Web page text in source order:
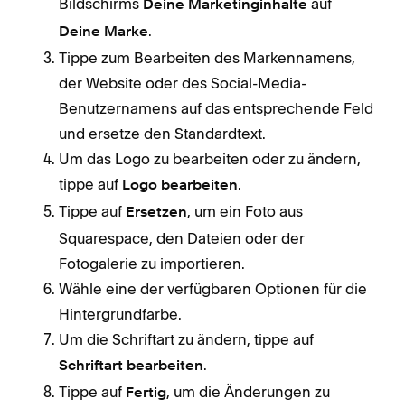
Deine Marketinginhalte
Deine Marke.
Tippe zum Bearbeiten des Markennamens,
der Website oder des Social-Media-
Benutzernamens auf das entsprechende Feld
und ersetze den Standardtext.
Um das Logo zu bearbeiten oder zu ändern,
tippe auf Logo bearbeiten.
Tippe auf Ersetzen, um ein Foto aus
Squarespace, den Dateien oder der
Fotogalerie zu importieren.
Wähle eine der verfügbaren Optionen für die
Hintergrundfarbe.
Um die Schriftart zu ändern, tippe auf
Schriftart bearbeiten.
Tippe auf Fertig, um die Änderungen zu